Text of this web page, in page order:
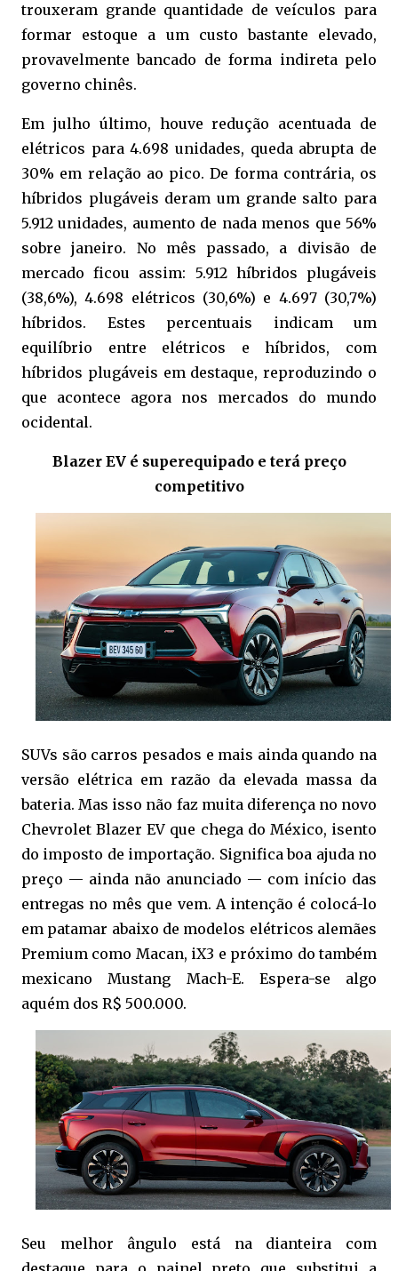
trouxeram grande quantidade de veículos para
formar estoque a um custo bastante elevado,
provavelmente bancado de forma indireta pelo
governo chinês.
Em julho último, houve redução acentuada de
elétricos para 4.698 unidades, queda abrupta de
30% em relação ao pico. De forma contrária, os
híbridos plugáveis deram um grande salto para
5.912 unidades, aumento de nada menos que 56%
sobre janeiro. No mês passado, a divisão de
mercado ficou assim: 5.912 híbridos plugáveis
(38,6%), 4.698 elétricos (30,6%) e 4.697 (30,7%)
híbridos. Estes percentuais indicam um
equilíbrio entre elétricos e híbridos, com
híbridos plugáveis em destaque, reproduzindo o
que acontece agora nos mercados do mundo
ocidental.
Blazer EV é superequipado e terá preço
competitivo
SUVs são carros pesados e mais ainda quando na
versão elétrica em razão da elevada massa da
bateria. Mas isso não faz muita diferença no novo
Chevrolet Blazer EV que chega do México, isento
do imposto de importação. Significa boa ajuda no
preço — ainda não anunciado — com início das
entregas no mês que vem. A intenção é colocá-lo
em patamar abaixo de modelos elétricos alemães
Premium como Macan, iX3 e próximo do também
mexicano Mustang Mach-E. Espera-se algo
aquém dos R$ 500.000.
Seu melhor ângulo está na dianteira com